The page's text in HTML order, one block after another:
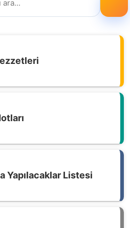
Yapılacaklar Listesi